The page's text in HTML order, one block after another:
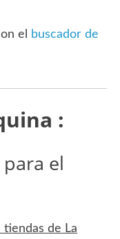
el
buscador de
:
el
tiendas de La